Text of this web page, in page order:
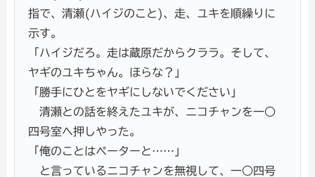
指で、清瀬(ハイジのこと)、走、ユキを順繰りに
示す。
「ハイジだろ。走は蔵原だからクララ。そして、
ヤギのユキちゃん。ほらな？」
「勝手にひとをヤギにしないでください」
清瀬との話を終えたユキが、ニコチャンを一○
四号室へ押しやった。
「俺のことはペーターと……」
と言っているニコチャンを無視して、一○四号